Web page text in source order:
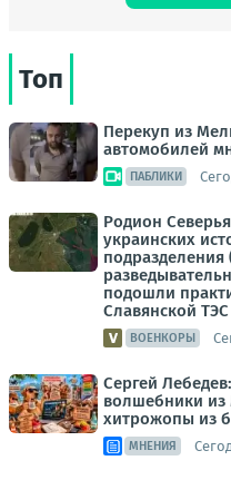
Топ
Перекуп из
автомобилей
ПАБЛИКИ
Родион
украинских
подошли
Славянской
ВОЕНКОРЫ
Сергей
волшебники
хитрожопы из
МНЕНИЯ